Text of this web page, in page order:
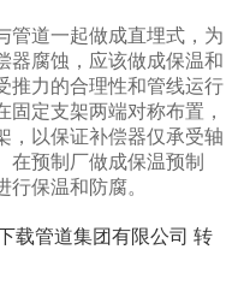
道一起做成直埋式，为
腐蚀，应该做成保温和
推力的合理性和管线运行
定支架两端对称布置，
，以保证补偿器仅承受轴
。在预制厂做成保温预制
保温和防腐。
下载管道集团有限公司 转